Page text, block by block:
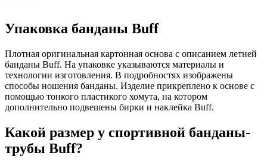
Упаковка банданы Buff
Плотная оригинальная картонная основа с описанием летней
банданы Buff. На упаковке указываются материалы и
технологии изготовления. В подробностях изображены
способы ношения банданы. Изделие прикреплено к основе с
помощью тонкого пластикого хомута, на котором
дополнительно подвешены бирки и наклейка Buff.
Какой размер у спортивной банданы-
трубы Buff?